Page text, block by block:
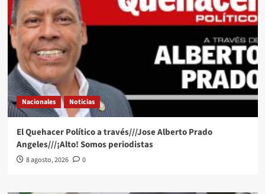
Nacionales Noticias
El Quehacer Político a través///Jose Alberto Prado
Angeles///¡Alto! Somos periodistas
8 agosto, 2026 0